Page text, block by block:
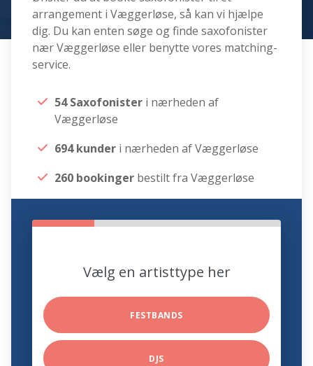
arrangement i Væggerløse, så kan vi hjælpe
dig. Du kan enten søge og finde saxofonister
nær Væggerløse eller benytte vores matching-
service.
54 Saxofonister i nærheden af
Væggerløse
694 kunder i nærheden af Væggerløse
260 bookinger bestilt fra Væggerløse
Vælg en artisttype her
FESTBANDS
DJS